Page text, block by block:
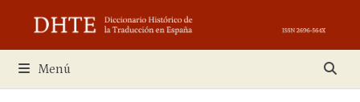
contenido
Menú